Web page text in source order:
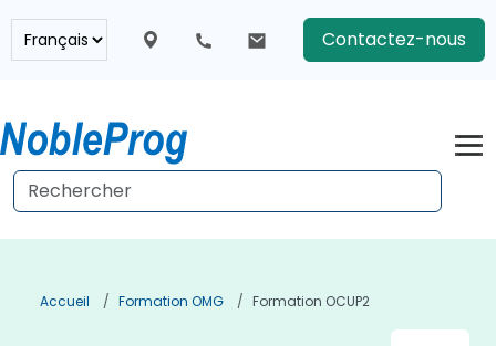
Contactez-nous
Accueil Formation OMG Formation OCUP2